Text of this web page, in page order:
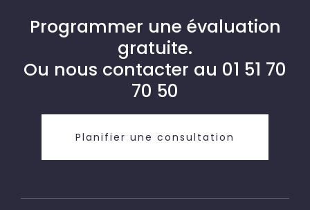
Programmer une évaluation
gratuite.
Ou nous contacter au 01 51 70
70 50
Planifier une consultation